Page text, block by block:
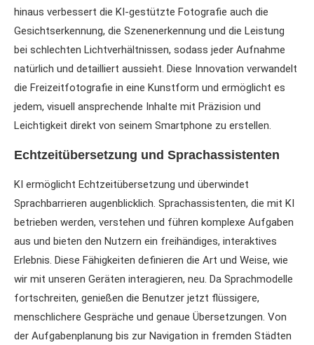
hinaus verbessert die KI-gestützte Fotografie auch die
Gesichtserkennung, die Szenenerkennung und die Leistung
bei schlechten Lichtverhältnissen, sodass jeder Aufnahme
natürlich und detailliert aussieht. Diese Innovation verwandelt
die Freizeitfotografie in eine Kunstform und ermöglicht es
jedem, visuell ansprechende Inhalte mit Präzision und
Leichtigkeit direkt von seinem Smartphone zu erstellen.
Echtzeitübersetzung und Sprachassistenten
KI ermöglicht Echtzeitübersetzung und überwindet
Sprachbarrieren augenblicklich. Sprachassistenten, die mit KI
betrieben werden, verstehen und führen komplexe Aufgaben
aus und bieten den Nutzern ein freihändiges, interaktives
Erlebnis. Diese Fähigkeiten definieren die Art und Weise, wie
wir mit unseren Geräten interagieren, neu. Da Sprachmodelle
fortschreiten, genießen die Benutzer jetzt flüssigere,
menschlichere Gespräche und genaue Übersetzungen. Von
der Aufgabenplanung bis zur Navigation in fremden Städten